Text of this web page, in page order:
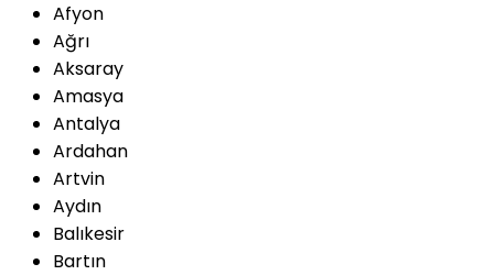
Afyon
Ağrı
Aksaray
Amasya
Antalya
Ardahan
Artvin
Aydın
Balıkesir
Bartın